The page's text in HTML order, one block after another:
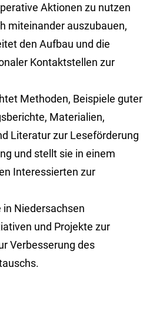
Aktionen zu nutzen
miteinander auszubauen,
den Aufbau und die
Kontaktstellen zur
Methoden, Beispiele guter
Materialien,
Literatur zur Leseförderung
und stellt sie in einem
Interessierten zur
Niedersachsen
und Projekte zur
Verbesserung des